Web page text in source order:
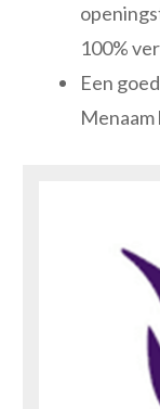
100%
Een
Menaam